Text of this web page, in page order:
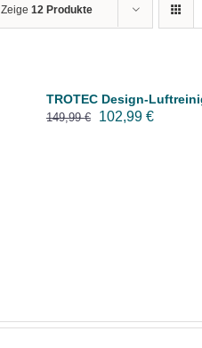
Zeige 12 Produkte
TROTEC Design-
149,99€
Ursprünglicher
102,99 €Aktueller